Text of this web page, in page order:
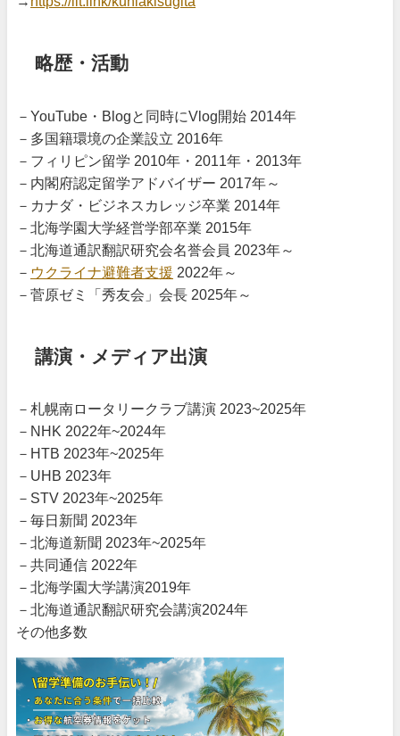
略歴・活動
－YouTube・Blogと同時にVlog開始 2014年
－多国籍環境の企業設立 2016年
－フィリピン留学 2010年・2011年・2013年
－内閣府認定留学アドバイザー 2017年～
－カナダ・ビジネスカレッジ卒業 2014年
－北海学園大学経営学部卒業 2015年
－北海道通訳翻訳研究会名誉会員 2023年～
－ ウクライナ避難者支援 2022年～
－菅原ゼミ「秀友会」会長 2025年～
講演・メディア出演
－札幌南ロータリークラブ講演 2023~2025年
－NHK 2022年~2024年
－HTB 2023年~2025年
－UHB 2023年
－STV 2023年~2025年
－毎日新聞 2023年
－北海道新聞 2023年~2025年
－共同通信 2022年
－北海学園大学講演2019年
－北海道通訳翻訳研究会講演2024年
その他多数